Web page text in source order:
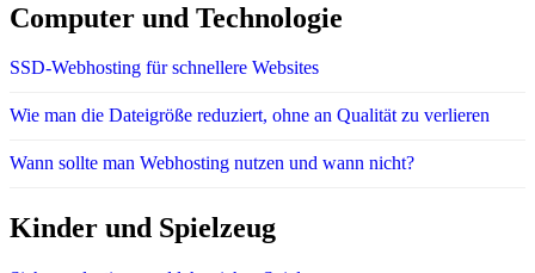
Computer und Technologie
SSD-Webhosting für schnellere Websites
Wie man die Dateigröße reduziert, ohne an Qualität zu verlieren
Wann sollte man Webhosting nutzen und wann nicht?
Kinder und Spielzeug